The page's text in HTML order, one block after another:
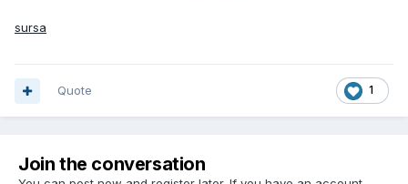
sursa
1
Quote
Join the conversation